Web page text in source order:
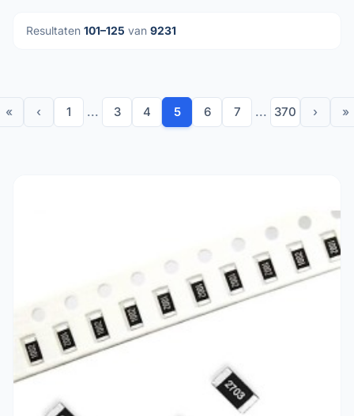
Resultaten 101–125 van 9231
« ‹ 1 ... 3 4 5 6 7 ... 370 › »